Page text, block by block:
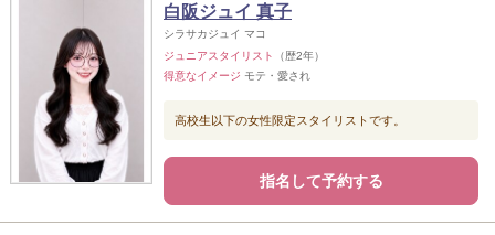
白阪ジュイ 真子
シラサカジュイ マコ
ジュニアスタイリスト
（歴2年）
得意なイメージ モテ・愛され
高校生以下の女性限定スタイリストです。
指名して予約する